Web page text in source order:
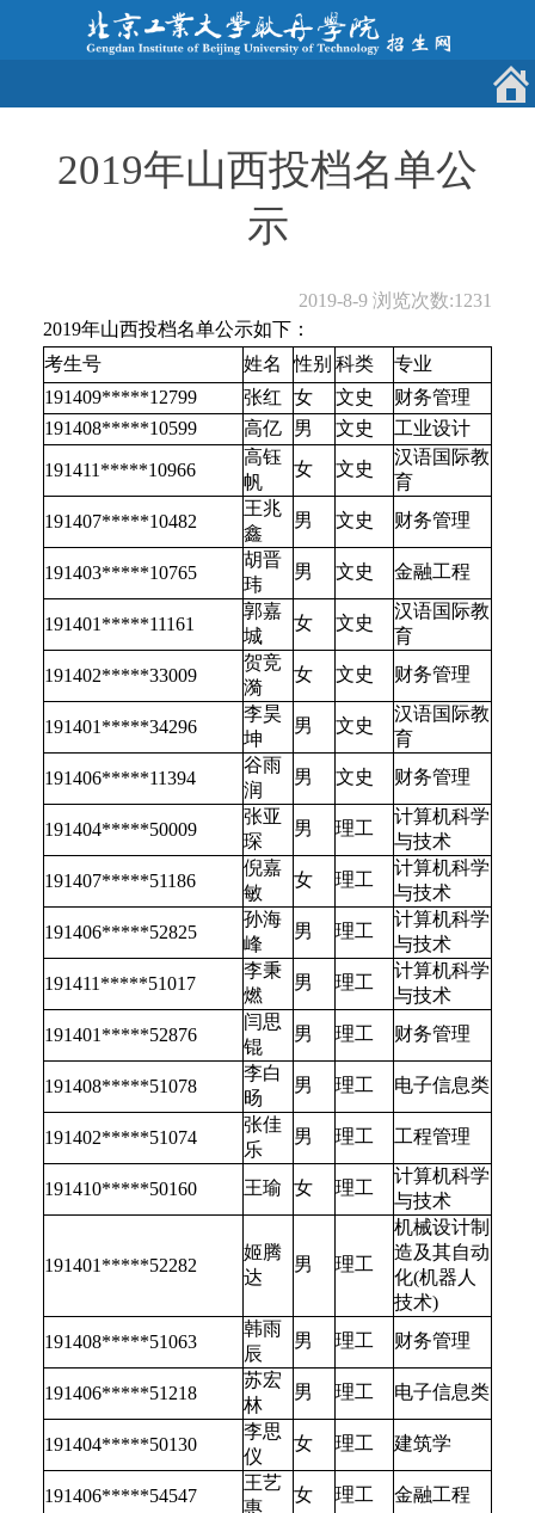
2019年山西投档名单公
示
2019-8-9浏览次数:1231
2019年山西投档名单公示如下：
考生号
姓名 性别 科类
专业
191409*****12799
张红 女 文史
财务管理
191408*****10599
高亿 男 文史 工业设计
191411*****10966
高钰
帆
女 文史
汉语国际教
育
191407*****10482
王兆
鑫
男 文史 财务管理
191403*****10765
胡晋
玮
男 文史 金融工程
191401*****11161
郭嘉
城
女 文史
汉语国际教
育
191402*****33009
贺竞
漪
女 文史 财务管理
191401*****34296
李昊
坤
男 文史
汉语国际教
育
191406*****11394
谷雨
润
男 文史 财务管理
191404*****50009
张亚
琛
男 理工
计算机科学
与技术
191407*****51186
倪嘉
敏
女 理工
计算机科学
与技术
191406*****52825
孙海
峰
男 理工
计算机科学
与技术
191411*****51017
李秉
燃
男 理工
计算机科学
与技术
191401*****52876
闫思
锟
男 理工 财务管理
191408*****51078
李白
旸
男 理工 电子信息类
191402*****51074
张佳
乐
男 理工 工程管理
191410*****50160 王瑜 女 理工
计算机科学
与技术
191401*****52282
姬腾
达
男 理工
机械设计制
造及其自动
化(机器人
技术)
191408*****51063
韩雨
辰
男 理工 财务管理
191406*****51218
苏宏
林
男 理工 电子信息类
191404*****50130
李思
仪
女 理工 建筑学
191406*****54547
王艺
惠
女 理工 金融工程